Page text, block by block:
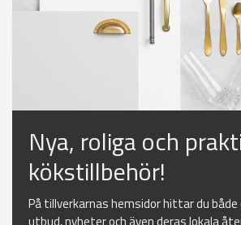
Nya, roliga och
kökstillbehör!
På tillverkarnas hemsidor hittar du